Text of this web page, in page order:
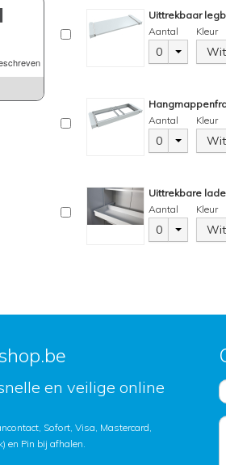
Uittrekbaar
Aantal
0
Kleur
Aantal
0
Kleur
Uittrekbare
Aantal
0
Kleur
en veilige online
Sofort, Visa, Mastercard,
en Pin bij afhalen.